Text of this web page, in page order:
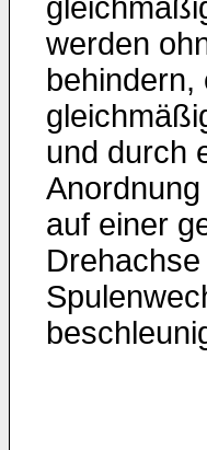
werden
behindern,
und durch
auf einer